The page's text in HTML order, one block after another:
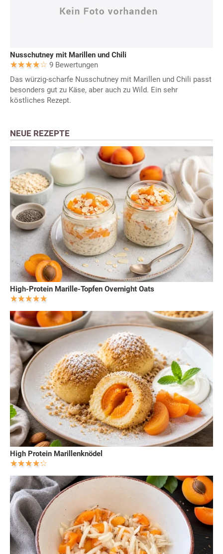
Nusschutney mit Marillen und Chili
9 Bewertungen
Das würzig-scharfe Nusschutney mit Marillen und Chili passt
besonders gut zu Käse, aber auch zu Wild. Ein sehr
köstliches Rezept.
NEUE REZEPTE
High-Protein Marille-Topfen Overnight Oats
High Protein Marillenknödel